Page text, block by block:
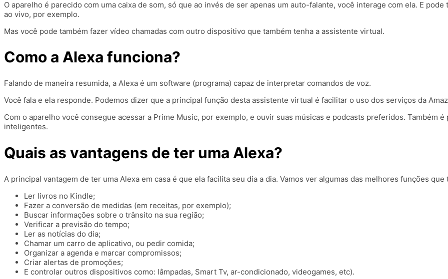
O aparelho é parecido com uma caixa de som, só que ao invés de ser apenas um auto-falante, você interage com ela. E
ao vivo, por exemplo.
Mas você pode também fazer vídeo chamadas com outro dispositivo que também tenha a assistente virtual.
Como a Alexa funciona?
Falando de maneira resumida, a Alexa é um software (programa) capaz de interpretar comandos de voz.
Você fala e ela responde. Podemos dizer que a principal função desta assistente virtual é facilitar o uso dos serviços da
Com o aparelho você consegue acessar a Prime Music, por exemplo, e ouvir suas músicas e podcasts preferidos. Também
inteligentes.
Quais as vantagens de ter uma Alexa?
A principal vantagem de ter uma Alexa em casa é que ela facilita seu dia a dia. Vamos ver algumas das melhores funções
Ler livros no Kindle;
Fazer a conversão de medidas (em receitas, por exemplo);
Buscar informações sobre o trânsito na sua região;
Verificar a previsão do tempo;
Ler as notícias do dia;
Chamar um carro de aplicativo, ou pedir comida;
Organizar a agenda e marcar compromissos;
Criar alertas de promoções;
E controlar outros dispositivos como: lâmpadas, Smart Tv, ar-condicionado, videogames, etc).